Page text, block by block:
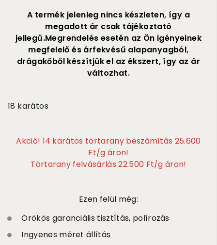
A termék jelenleg nincs készleten, így a
megadott ár csak tájékoztató
jellegű.Megrendelés esetén az Ön igényeinek
megfelelő és árfekvésű alapanyagból,
drágakőből készítjük el az ékszert, így az ár
változhat.
18 karátos
Akció! 14 karátos törtarany beszámítás 25.600
Ft/g áron!
Törtarany felvásárlás 22.500 Ft/g áron!
Ezen felül még:
Örökös garanciális tisztítás, polírozás
Ingyenes méret állítás